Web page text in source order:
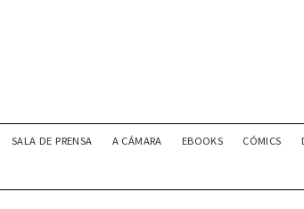
SALA DE PRENSA A CÁMARA EBOOKS CÓMICS